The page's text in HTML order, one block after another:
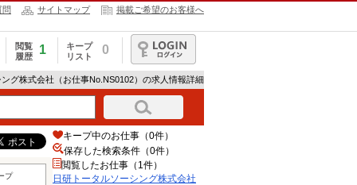
問 サイトマップ 掲載ご希望のお客様へ
閲覧
履歴
1
キープ
リスト
0
ログイン
グ株式会社（お仕事No.NS0102）の求人情報詳細
プ
キープ中のお仕事（0件）
保存した検索条件（0件）
閲覧したお仕事（1件）
日研トータルソーシング株式会社